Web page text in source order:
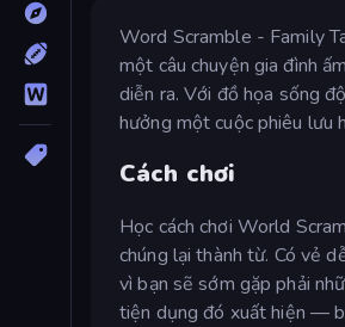
Word Scramble - Family
một câu chuyện gia đình
diễn ra. Với đồ họa sống
hưởng một cuộc phiêu lưu
Cách chơi
Học cách chơi World
chúng lại thành từ. Có vẻ
vì bạn sẽ sớm gặp phải
tiện dụng đó xuất hiện —